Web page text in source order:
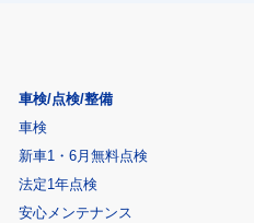
車検/点検/整備
車検
新車1・6月無料点検
法定1年点検
安心メンテナンス